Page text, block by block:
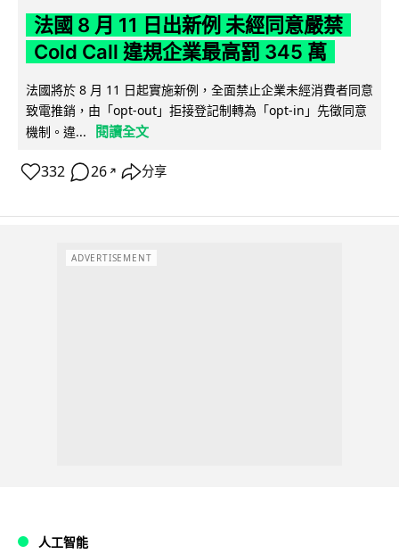
法國 8 月 11 日出新例 未經同意嚴禁
Cold Call 違規企業最高罰 345 萬
法國將於 8 月 11 日起實施新例，全面禁止企業未經消費者同意
致電推銷，由「opt-out」拒接登記制轉為「opt-in」先徵同意
機制。違...
閱讀全文
332 26 ↗ 分享
ADVERTISEMENT
人工智能